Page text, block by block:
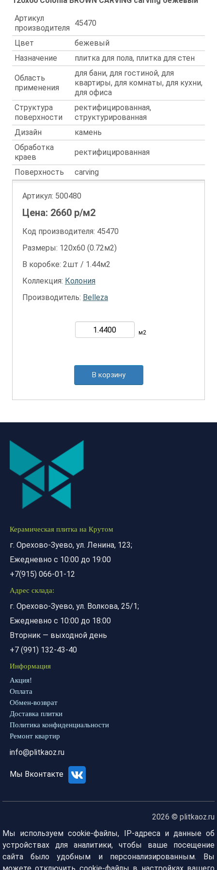
Артикул
производителя
45470
Цвет
бежевый
Назначение
плитка для пола, плитка для стен
Область
применения
для бани, для гостиной, для
квартиры, для комнаты, для кухни,
для офиса
Структура
поверхности
ректифицированная,
структурированная
Дизайн
камень
Обработка
краев
ректифицированная
Поверхность carving
Артикул: 500480
Цена: 2660 р/м2
Код производителя: 45470
Размеры: 120х60 (0.72м2)
В коробке: 2шт / 1.44м2
Коллекция: Колония
Производитель: Belleza
м2
В корзину
Керамическая плитка на Крутом
г. Орехово-Зуево, ул. Ленина, 123;
Ежедневно с 10:00 до 19:00
+7(915) 066-01-12
Адрес склада:
г. Орехово-Зуево, ул. Волкова, 25/1;
Ежедневно с 10:00 до 18:00
Вторник — выходной день
+7 (991) 132-43-40
Информация
Акция!
Оплата
Обмен-возврат
Доставка плитки
Политика конфиденциальности
Ремонт квартир
info@plitkaoz.ru
Мы Вконтакте
2026 © plitkaoz.ru
Мы используем cookie-файлы, IP-адреса и данные об
устройствах для аналитики, чтобы ваше посещение
сайта было удобным и персонализированным. Вы